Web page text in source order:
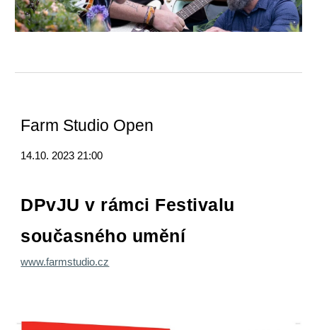
Farm Studio Open
14.10. 2023 21:00
DPvJU v rámci Festivalu
současného umění
www.farmstudio.cz